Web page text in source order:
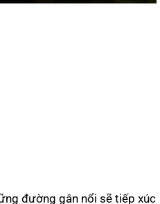
đường gân nổi sẽ tiếp xúc